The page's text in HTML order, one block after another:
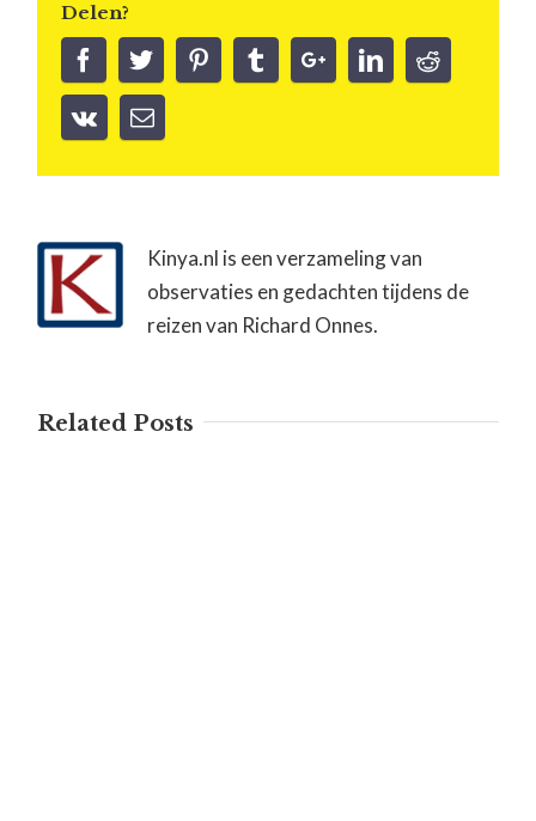
Delen?
Kinya.nl is een verzameling van
observaties en gedachten tijdens de
reizen van Richard Onnes.
Related Posts